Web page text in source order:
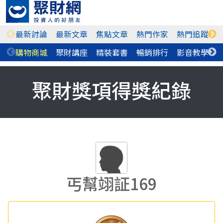
最新討論 最新文章 焦點文章 熱門作家 熱門追蹤
購物商城 聚財講座 精裝套書 暢銷排行 影音教學
聚財獎項得獎紀錄
丐幫翊証169